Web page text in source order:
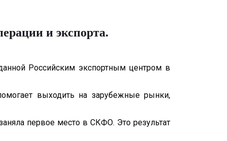
и экспорта.
Российским экспортным центром в
выходить на зарубежные рынки,
первое место в СКФО. Это результат